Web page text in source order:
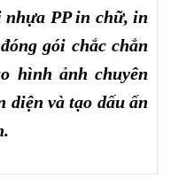
nhựa PP in chữ, in
gói chắc chắn
hình ảnh chuyên
diện và tạo dấu ấn